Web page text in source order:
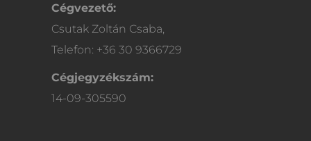
Cégvezető:
Csutak Zoltán Csaba,
Telefon: +36 30 9366729
Cégjegyzékszám:
14-09-305590